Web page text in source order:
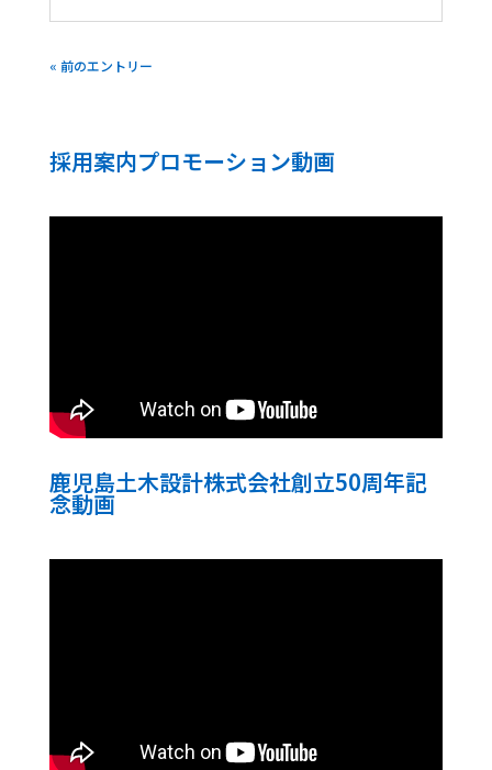
« 前のエントリー
採用案内プロモーション動画
鹿児島土木設計株式会社創立50周年記
念動画